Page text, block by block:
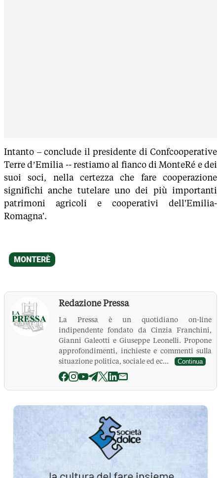
Intanto – conclude il presidente di Confcooperative
Terre d’Emilia -- restiamo al fianco di MonteRé e dei
suoi soci, nella certezza che fare cooperazione
significhi anche tutelare uno dei più importanti
patrimoni agricoli e cooperativi dell'Emilia-
Romagna'.
Redazione Pressa
La Pressa è un quotidiano on-line
indipendente fondato da Cinzia Franchini,
Gianni Galeotti e Giuseppe Leonelli. Propone
approfondimenti, inchieste e commenti sulla
situazione politica, sociale ed ec...
Continua
La Pressa